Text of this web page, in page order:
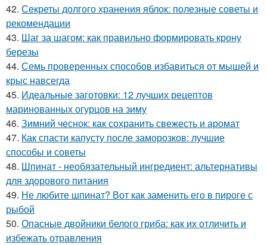
42. Секреты долгого хранения яблок: полезные советы и
рекомендации
43. Шаг за шагом: как правильно формировать крону
березы
44. Семь проверенных способов избавиться от мышей и
крыс навсегда
45. Идеальные заготовки: 12 лучших рецептов
маринованных огурцов на зиму
46. Зимний чеснок: как сохранить свежесть и аромат
47. Как спасти капусту после заморозков: лучшие
способы и советы
48. Шпинат - необязательный ингредиент: альтернативы
для здорового питания
49. Не любите шпинат? Вот как заменить его в пироге с
рыбой
50. Опасные двойники белого гриба: как их отличить и
избежать отравления